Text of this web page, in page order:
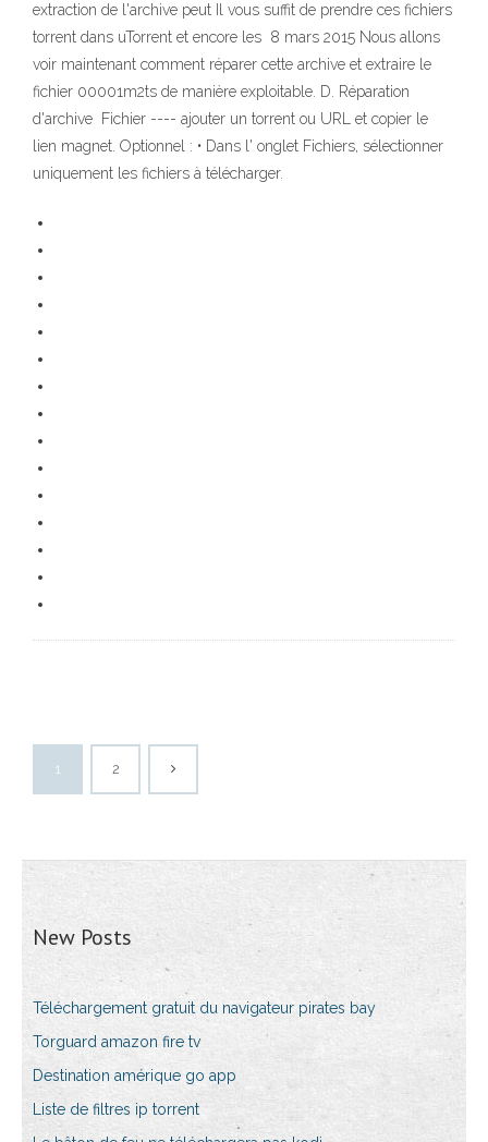
extraction de l'archive peut Il vous suffit de prendre ces fichiers
torrent dans uTorrent et encore les 8 mars 2015 Nous allons
voir maintenant comment réparer cette archive et extraire le
fichier 00001m2ts de manière exploitable. D. Réparation
d'archive Fichier ---- ajouter un torrent ou URL et copier le
lien magnet. Optionnel : • Dans l' onglet Fichiers, sélectionner
uniquement les fichiers à télécharger.
1 2
New Posts
Téléchargement gratuit du navigateur pirates bay
Torguard amazon fire tv
Destination amérique go app
Liste de filtres ip torrent